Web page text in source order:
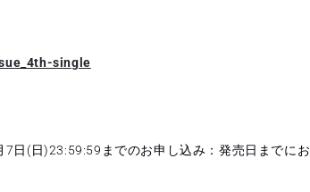
single
日(日)23:59:59までのお申し込み：発売日までに